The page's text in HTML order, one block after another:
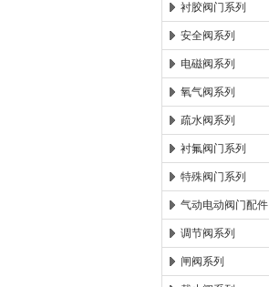
衬胶阀门系列
安全阀系列
电磁阀系列
氧气阀系列
疏水阀系列
衬氟阀门系列
特殊阀门系列
气动电动阀门配件
调节阀系列
闸阀系列